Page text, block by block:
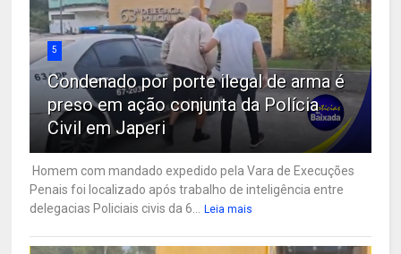
5
Condenado por porte ilegal de arma é
preso em ação conjunta da Polícia
Civil em Japeri
Homem com mandado expedido pela Vara de Execuções
Penais foi localizado após trabalho de inteligência entre
delegacias Policiais civis da 6... Leia mais